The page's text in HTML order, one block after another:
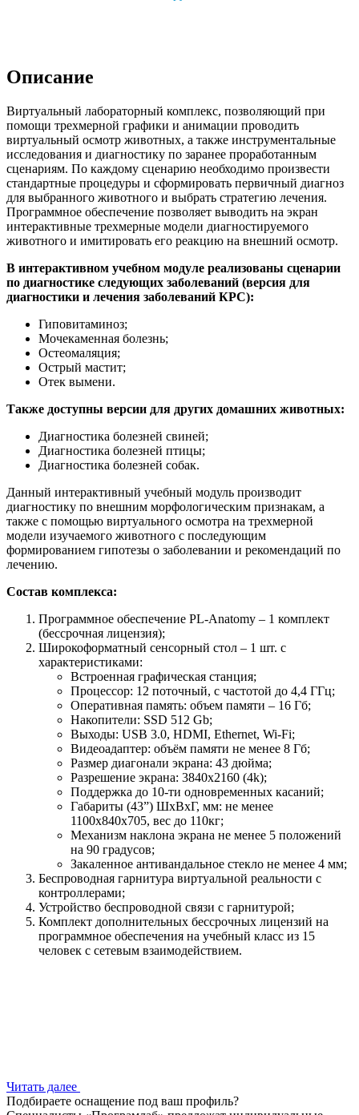
Описание
Виртуальный лабораторный комплекс, позволяющий при
помощи трехмерной графики и анимации проводить
виртуальный осмотр животных, а также инструментальные
исследования и диагностику по заранее проработанным
сценариям. По каждому сценарию необходимо произвести
стандартные процедуры и сформировать первичный диагноз
для выбранного животного и выбрать стратегию лечения.
Программное обеспечение позволяет выводить на экран
интерактивные трехмерные модели диагностируемого
животного и имитировать его реакцию на внешний осмотр.
В интерактивном учебном модуле реализованы сценарии
по диагностике следующих заболеваний (версия для
диагностики и лечения заболеваний КРС):
Гиповитаминоз;
Мочекаменная болезнь;
Остеомаляция;
Острый мастит;
Отек вымени.
Также доступны версии для других домашних животных:
Диагностика болезней свиней;
Диагностика болезней птицы;
Диагностика болезней собак.
Данный интерактивный учебный модуль производит
диагностику по внешним морфологическим признакам, а
также с помощью виртуального осмотра на трехмерной
модели изучаемого животного с последующим
формированием гипотезы о заболевании и рекомендаций по
лечению.
Состав комплекса:
Программное обеспечение PL-Anatomy – 1 комплект
(бессрочная лицензия);
Широкоформатный сенсорный стол – 1 шт. c
характеристиками:
Встроенная графическая станция;
Процессор: 12 поточный, с частотой до 4,4 ГГц;
Оперативная память: объем памяти – 16 Гб;
Накопители: SSD 512 Gb;
Выходы: USB 3.0, HDMI, Ethernet, Wi-Fi;
Видеоадаптер: объём памяти не менее 8 Гб;
Размер диагонали экрана: 43 дюйма;
Разрешение экрана: 3840x2160 (4k);
Поддержка до 10-ти одновременных касаний;
Габариты (43”) ШхВхГ, мм: не менее
1100х840х705, вес до 110кг;
Механизм наклона экрана не менее 5 положений
на 90 градусов;
Закаленное антивандальное стекло не менее 4 мм;
Беспроводная гарнитура виртуальной реальности с
контроллерами;
Устройство беспроводной связи с гарнитурой;
Комплект дополнительных бессрочных лицензий на
программное обеспечения на учебный класс из 15
человек с сетевым взаимодействием.
Читать далее
Подбираете оснащение под ваш профиль?